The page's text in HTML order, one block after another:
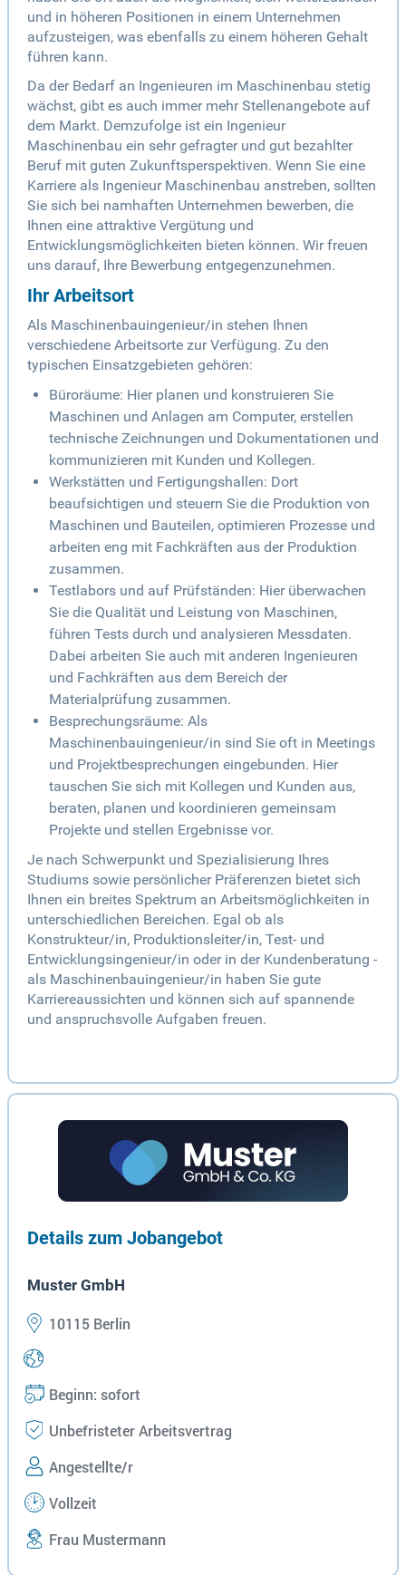
und in höheren Positionen in einem Unternehmen
aufzusteigen, was ebenfalls zu einem höheren Gehalt
führen kann.
Da der Bedarf an Ingenieuren im Maschinenbau stetig
wächst, gibt es auch immer mehr Stellenangebote auf
dem Markt. Demzufolge ist ein Ingenieur
Maschinenbau ein sehr gefragter und gut bezahlter
Beruf mit guten Zukunftsperspektiven. Wenn Sie eine
Karriere als Ingenieur Maschinenbau anstreben, sollten
Sie sich bei namhaften Unternehmen bewerben, die
Ihnen eine attraktive Vergütung und
Entwicklungsmöglichkeiten bieten können. Wir freuen
uns darauf, Ihre Bewerbung entgegenzunehmen.
Ihr Arbeitsort
Als Maschinenbauingenieur/in stehen Ihnen
verschiedene Arbeitsorte zur Verfügung. Zu den
typischen Einsatzgebieten gehören:
Büroräume: Hier planen und konstruieren Sie
Maschinen und Anlagen am Computer, erstellen
technische Zeichnungen und Dokumentationen und
kommunizieren mit Kunden und Kollegen.
Werkstätten und Fertigungshallen: Dort
beaufsichtigen und steuern Sie die Produktion von
Maschinen und Bauteilen, optimieren Prozesse und
arbeiten eng mit Fachkräften aus der Produktion
zusammen.
Testlabors und auf Prüfständen: Hier überwachen
Sie die Qualität und Leistung von Maschinen,
führen Tests durch und analysieren Messdaten.
Dabei arbeiten Sie auch mit anderen Ingenieuren
und Fachkräften aus dem Bereich der
Materialprüfung zusammen.
Besprechungsräume: Als
Maschinenbauingenieur/in sind Sie oft in Meetings
und Projektbesprechungen eingebunden. Hier
tauschen Sie sich mit Kollegen und Kunden aus,
beraten, planen und koordinieren gemeinsam
Projekte und stellen Ergebnisse vor.
Je nach Schwerpunkt und Spezialisierung Ihres
Studiums sowie persönlicher Präferenzen bietet sich
Ihnen ein breites Spektrum an Arbeitsmöglichkeiten in
unterschiedlichen Bereichen. Egal ob als
Konstrukteur/in, Produktionsleiter/in, Test- und
Entwicklungsingenieur/in oder in der Kundenberatung -
als Maschinenbauingenieur/in haben Sie gute
Karriereaussichten und können sich auf spannende
und anspruchsvolle Aufgaben freuen.
Details zum Jobangebot
Muster GmbH
10115 Berlin
Beginn: sofort
Unbefristeter Arbeitsvertrag
Angestellte/r
Vollzeit
Frau Mustermann